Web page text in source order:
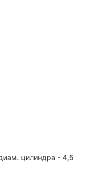
цилиндра - 4,5